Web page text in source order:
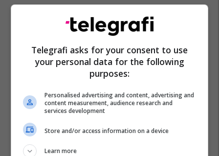
Telegrafi asks for your consent to use
your personal data for the following
purposes:
Personalised advertising and content, advertising and
content measurement, audience research and
services development
Store and/or access information on a device
Learn more